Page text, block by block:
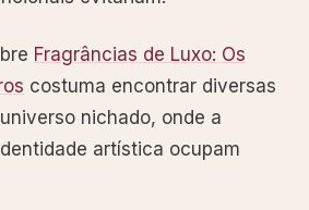
Fragrâncias de Luxo: Os
costuma encontrar diversas
nichado, onde a
artística ocupam